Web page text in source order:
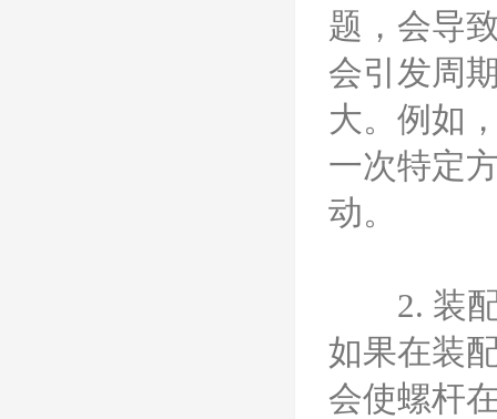
题，会导
会引发周
大。例如
一次特定
动。
2. 装配
如果在装
会使螺杆